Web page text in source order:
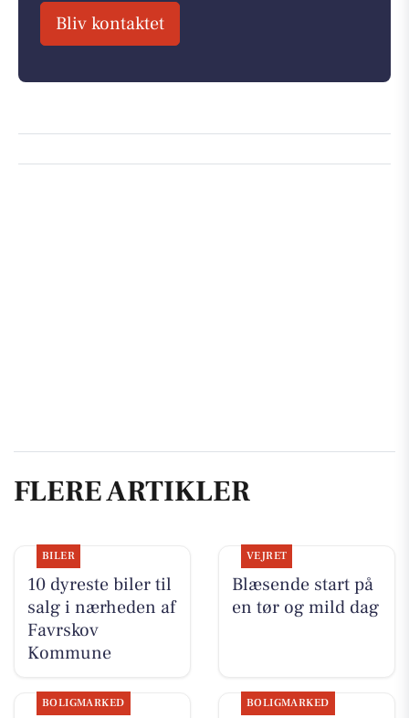
Bliv kontaktet
FLERE ARTIKLER
BILER
10 dyreste biler til
salg i nærheden af
Favrskov
Kommune
VEJRET
Blæsende start på
en tør og mild dag
BOLIGMARKED BOLIGMARKED